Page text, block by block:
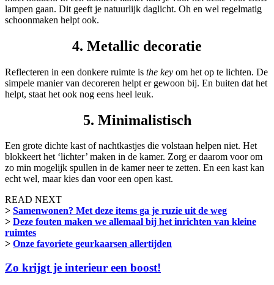
lampen gaan. Dit geeft je natuurlijk daglicht. Oh en wel regelmatig
schoonmaken helpt ook.
4. Metallic decoratie
Reflecteren in een donkere ruimte is the key om het op te lichten. De
simpele manier van decoreren helpt er gewoon bij. En buiten dat het
helpt, staat het ook nog eens heel leuk.
5. Minimalistisch
Een grote dichte kast of nachtkastjes die volstaan helpen niet. Het
blokkeert het ‘lichter’ maken in de kamer. Zorg er daarom voor om
zo min mogelijk spullen in de kamer neer te zetten. En een kast kan
echt wel, maar kies dan voor een open kast.
READ NEXT
> Samenwonen? Met deze items ga je ruzie uit de weg
> Deze fouten maken we allemaal bij het inrichten van kleine
ruimtes
> Onze favoriete geurkaarsen allertijden
Zo krijgt je interieur een boost!